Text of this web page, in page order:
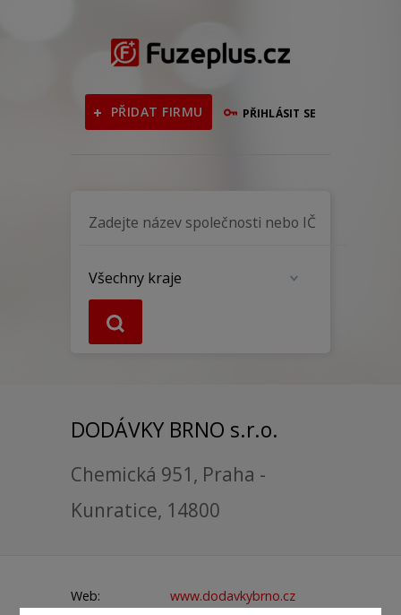
PŘIDAT FIRMU PŘIHLÁSIT SE
DODÁVKY BRNO s.r.o.
Chemická 951, Praha -
Kunratice, 14800
Web:
www.dodavkybrno.cz